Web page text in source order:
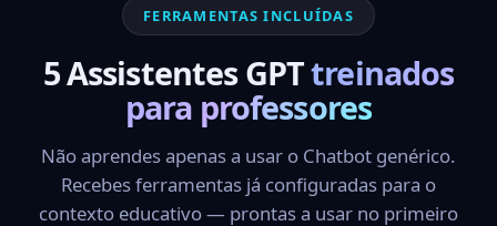
FERRAMENTAS INCLUÍDAS
5 Assistentes GPTtreinados
para professores
Não aprendes apenas a usar o Chatbot genérico.
Recebes ferramentas já configuradas para o
contexto educativo — prontas a usar no primeiro